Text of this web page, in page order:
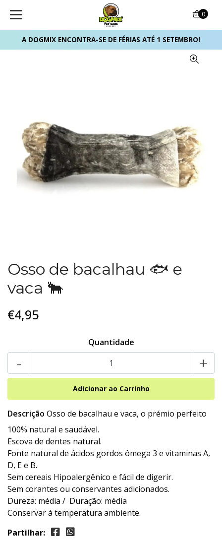
A DOGMIX ENCONTRA-SE DE FÉRIAS ATÉ 1 SETEMBRO!
0
Osso de bacalhau 🐟 e
vaca 🐂
€4,95
Quantidade
- +
Descrição Osso de bacalhau e vaca, o prémio perfeito
100% natural e saudável.
Escova de dentes natural.
Fonte natural de ácidos gordos ômega 3 e vitaminas A,
D, E e B.
Sem cereais Hipoalergênico e fácil de digerir.
Sem corantes ou conservantes adicionados.
Dureza: média / Duração: média
Conservar à temperatura ambiente.
Partilhar: